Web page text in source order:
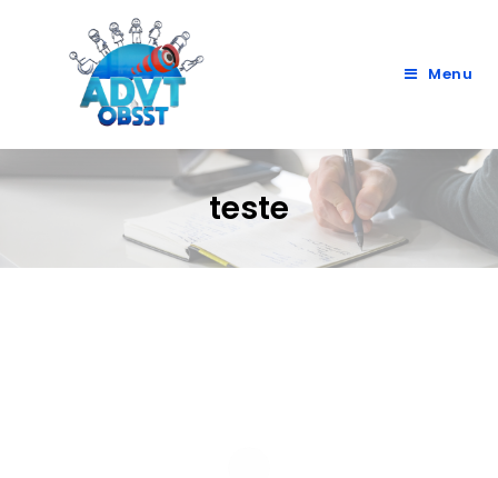
Menu
teste